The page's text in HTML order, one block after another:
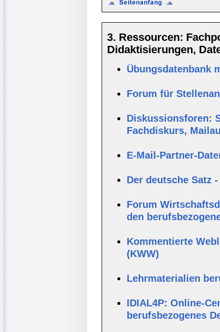
3. Ressourcen:
Didaktisierungen,
Übungsdatenbank
Forum für
Diskussionsforen:
Fachdiskurs,
E-Mail-Partner-
Der deutsche Satz
Forum
den
Kommentierte
(KWW)
Lehrmaterialien
IDIAL4P: Online-
berufsbezogenes